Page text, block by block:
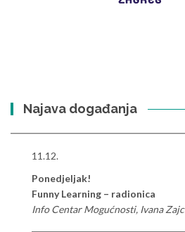
Najava događanja
11.12.
Ponedjeljak!
Funny Learning – radionica
Info Centar Mogućnosti, Ivana